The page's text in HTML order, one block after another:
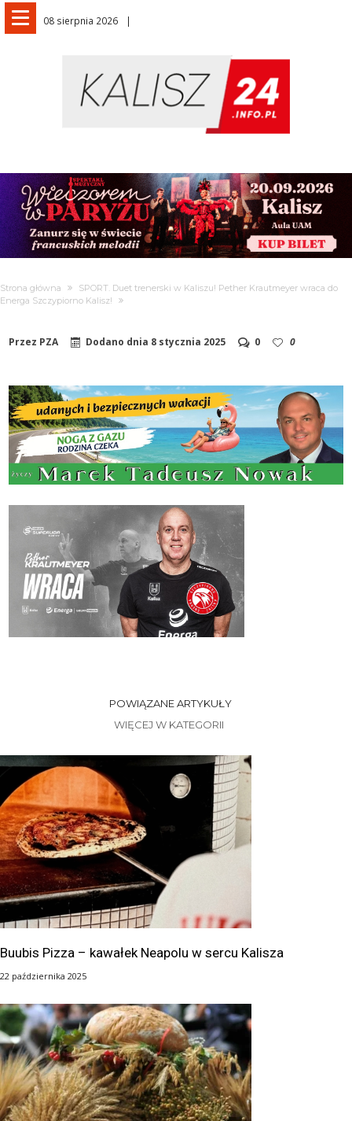
08 sierpnia 2026
Strona główna
SPORT. Duet trenerski w Kaliszu! Pether Krautmeyer wraca do
Energa Szczypiorno Kalisz!
Przez PZA Dodano dnia 8 stycznia 2025 0 0
POWIĄZANE ARTYKUŁY
WIĘCEJ W KATEGORII
Buubis Pizza – kawałek Neapolu w sercu Kalisza
22 października 2025